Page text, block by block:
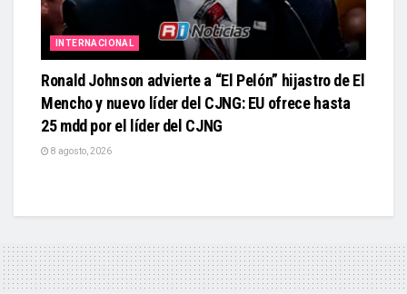
INTERNACIONAL
Ronald Johnson advierte a “El Pelón” hijastro de El
Mencho y nuevo líder del CJNG: EU ofrece hasta
25 mdd por el líder del CJNG
8 agosto, 2026